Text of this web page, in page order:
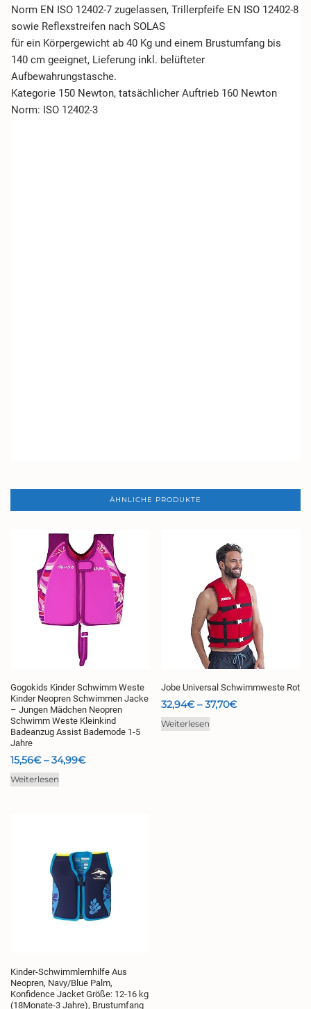
Norm EN ISO 12402-7 zugelassen, Trillerpfeife EN ISO 12402-8
sowie Reflexstreifen nach SOLAS
für ein Körpergewicht ab 40 Kg und einem Brustumfang bis
140 cm geeignet, Lieferung inkl. belüfteter
Aufbewahrungstasche.
Kategorie 150 Newton, tatsächlicher Auftrieb 160 Newton
Norm: ISO 12402-3
ÄHNLICHE PRODUKTE
Gogokids Kinder Schwimm Weste
Kinder Neopren Schwimmen Jacke
– Jungen Mädchen Neopren
Schwimm Weste Kleinkind
Badeanzug Assist Bademode 1-5
Jahre
15,56€ –34,99€Preisspanne:
Weiterlesen
Jobe Universal Schwimmweste Rot
32,94€ –37,70€Preisspanne:
Weiterlesen
Kinder-Schwimmlernhilfe Aus
Neopren, Navy/Blue Palm,
Konfidence Jacket Größe: 12-16 kg
(18Monate-3 Jahre), Brustumfang